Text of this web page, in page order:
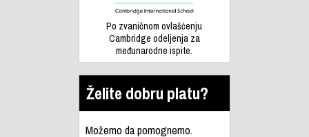
Po zvaničnom ovlašćenju
Cambridge odeljenja za
međunarodne ispite.
Želite dobru platu?
Možemo da pomognemo.